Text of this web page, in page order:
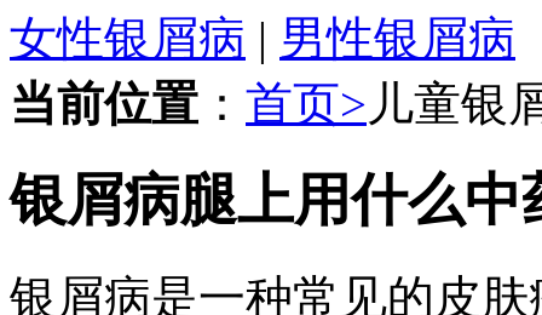
女性银屑病 | 男性银屑病
当前位置 ： 首页> 儿童银
银屑病腿上用什么中
银屑病是一种常见的皮